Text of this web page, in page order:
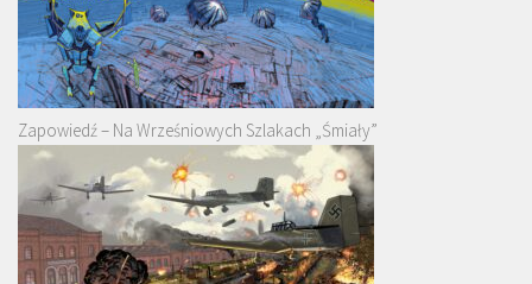
Zapowiedź – Na Wrześniowych Szlakach „Śmiały”